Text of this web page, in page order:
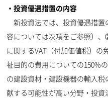
・投資優遇措置の内容
新投資法では、投資優遇措
容については次項をご参照）
に関するVAT（付加価値税）
祉目的の費用についての150%
の建設資材・建設機器の輸入
献する可能性が高い分野・投